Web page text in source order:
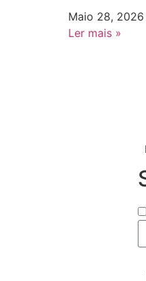
Maio 28, 2026
Ler mais »